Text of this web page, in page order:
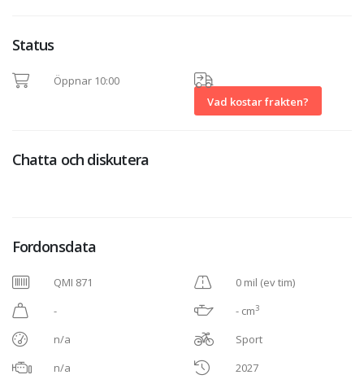
Status
Öppnar 10:00
Vad kostar frakten?
Chatta och diskutera
Fordonsdata
QMI 871
-
n/a
n/a
0 mil (ev tim)
- cm3
Sport
2027